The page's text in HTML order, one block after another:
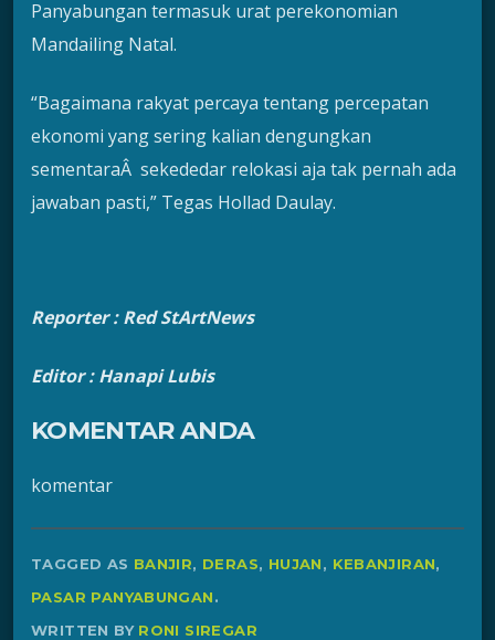
Panyabungan termasuk urat perekonomian
Mandailing Natal.
“Bagaimana rakyat percaya tentang percepatan
ekonomi yang sering kalian dengungkan
sementaraÂ sekededar relokasi aja tak pernah ada
jawaban pasti,” Tegas Hollad Daulay.
Reporter : Red StArtNews
Editor : Hanapi Lubis
KOMENTAR ANDA
komentar
TAGGED AS BANJIR, DERAS, HUJAN, KEBANJIRAN,
PASAR PANYABUNGAN.
WRITTEN BY RONI SIREGAR